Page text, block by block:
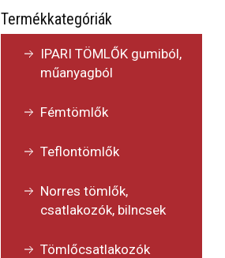
Termékkategóriák
IPARI TÖMLŐK gumiból,
műanyagból
Fémtömlők
Teflontömlők
Norres tömlők,
csatlakozók, bilncsek
Tömlőcsatlakozók